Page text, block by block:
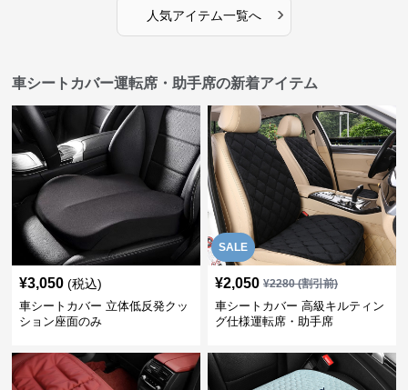
人気アイテム一覧へ ›
車シートカバー運転席・助手席の新着アイテム
¥3,050 (税込)
車シートカバー 立体低反発クッ
ション座面のみ
SALE
¥2,050 ¥2280(割引前)
車シートカバー 高級キルティン
グ仕様運転席・助手席